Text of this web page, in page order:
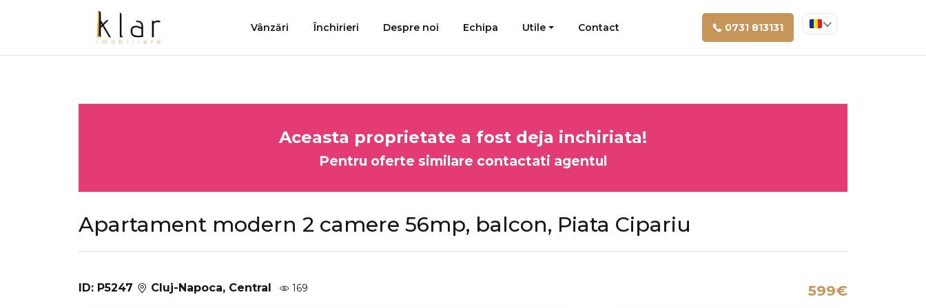
Vânzări Închirieri Despre noi Echipa Utile Contact 0731 813131
Aceasta proprietate a fost deja inchiriata!
Pentru oferte similare contactati agentul
Apartament modern 2 camere 56mp, balcon, Piata Cipariu
ID: P5247 Cluj-Napoca, Central 169 599€